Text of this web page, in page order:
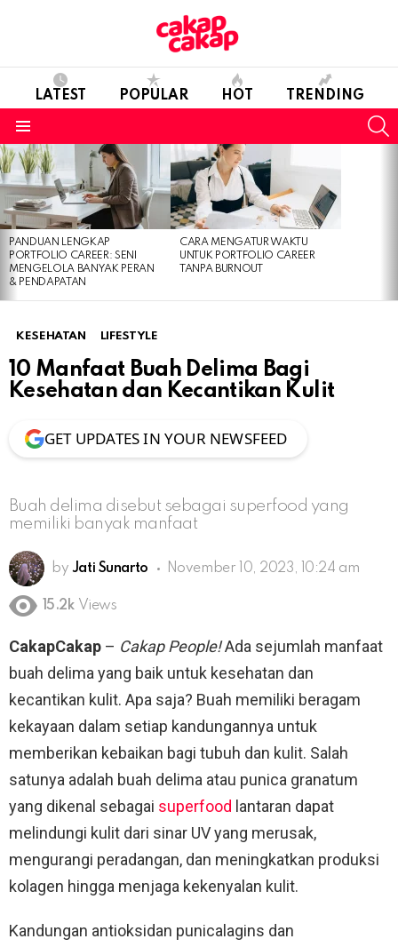
LATEST POPULAR HOT TRENDING
LATEST
STORIES
PANDUAN LENGKAP
PORTFOLIO CAREER: SENI
MENGELOLA BANYAK PERAN
& PENDAPATAN
CARA MENGATUR WAKTU
UNTUK PORTFOLIO CAREER
TANPA BURNOUT
KESEHATAN LIFESTYLE
10 Manfaat Buah Delima Bagi
Kesehatan dan Kecantikan Kulit
GET UPDATES IN YOUR NEWSFEED
Buah delima disebut sebagai superfood yang
memiliki banyak manfaat
by Jati Sunarto November 10, 2023, 10:24 am
15.2k Views
CakapCakap – Cakap People!Ada sejumlah manfaat
buah delima yang baik untuk kesehatan dan
kecantikan kulit. Apa saja? Buah memiliki beragam
kekayaan dalam setiap kandungannya untuk
memberikan kebaikan bagi tubuh dan kulit. Salah
satunya adalah buah delima atau punica granatum
yang dikenal sebagai superfood lantaran dapat
melindungi kulit dari sinar UV yang merusak,
mengurangi peradangan, dan meningkatkan produksi
kolagen hingga menjaga kekenyalan kulit.
Kandungan antioksidan punicalagins dan